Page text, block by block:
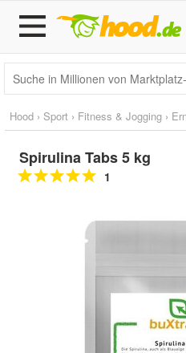
Hood › Sport › Fitness & Jogging ›
Spirulina Tabs 5 kg
1